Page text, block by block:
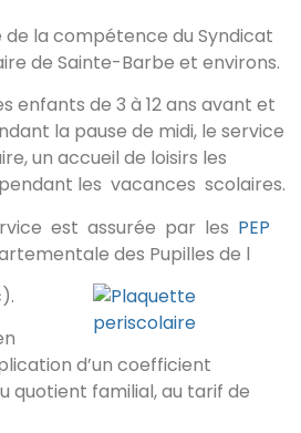
de la compétence du Syndicat
de Sainte-Barbe et environs.
enfants de 3 à 12 ans avant et
la pause de midi, le service
un accueil de loisirs les
les vacances scolaires.
est assurée par les PEP
des Pupilles de l
d’un coefficient
quotient familial, au tarif de